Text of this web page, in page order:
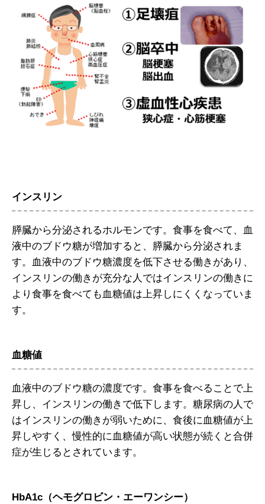
インスリン
膵臓から分泌されるホルモンです。食事を食べて、血
液中のブドウ糖が増加すると、膵臓から分泌されま
す。血液中のブドウ糖濃度を低下させる働きがあり、
インスリンの働きが充分な人ではインスリンの働きに
より食事を食べても血糖値は上昇しにくくなっていま
す。
血糖値
血液中のブドウ糖の濃度です。食事を食べることで上
昇し、インスリンの働きで低下します。糖尿病の人で
はインスリンの働きが弱いために、食後に血糖値が上
昇しやすく、慢性的に血糖値が高い状態が続くと合併
症が生じるとされています。
HbA1c（ヘモグロビン・エーワンシー）